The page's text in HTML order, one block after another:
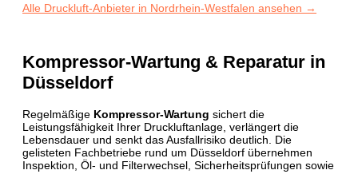
Alle Druckluft-Anbieter in Nordrhein-Westfalen ansehen →
Kompressor-Wartung & Reparatur in
Düsseldorf
Regelmäßige Kompressor-Wartung sichert die
Leistungsfähigkeit Ihrer Druckluftanlage, verlängert die
Lebensdauer und senkt das Ausfallrisiko deutlich. Die
gelisteten Fachbetriebe rund um Düsseldorf übernehmen
Inspektion, Öl- und Filterwechsel, Sicherheits­prüfungen sowie